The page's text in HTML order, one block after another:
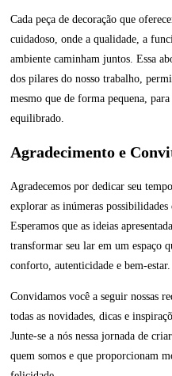
Cada peça de decoração que
cuidadoso, onde a qualidade, a
ambiente caminham juntos. Essa
dos pilares do nosso trabalho,
mesmo que de forma pequena,
equilibrado.
Agradecimento e
Agradecemos por dedicar seu
explorar as inúmeras possibilidades
Esperamos que as ideias
transformar seu lar em um espaço
conforto, autenticidade e bem-estar.
Convidamos você a seguir nossas
todas as novidades, dicas e
Junte-se a nós nessa jornada de
quem somos e que proporcionam